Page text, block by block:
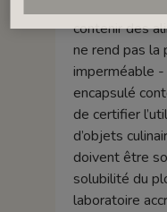
contenir des
ne rend pas
imperméable
encapsulé
de certifier
d’objets
doivent être
solubilité du
laboratoire